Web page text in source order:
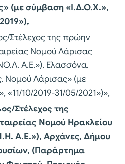
(με σύμβαση «Ι.Δ.Ο.Χ.»,
Στέλεχος της πρώην
Νομού Λάρισας
Α.Ε.»), Ελασσόνα,
Νομού Λάρισας» (με
«11/10/2019-31/05/2021»)»,
Στέλεχος της
Νομού Ηρακλείου
Α.Ε.»), Αρχάνες, Δήμου
(Παράρτημα